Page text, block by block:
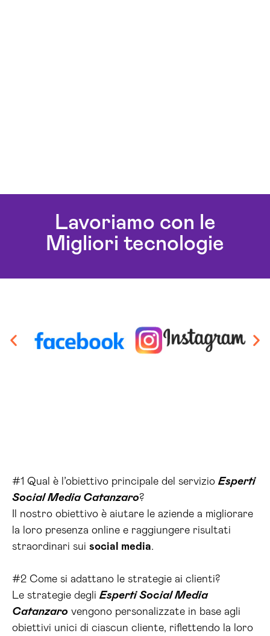
Lavoriamo con le
Migliori tecnologie
#1 Qual è l’obiettivo principale del servizio Esperti
Social Media Catanzaro?
Il nostro obiettivo è aiutare le aziende a migliorare
la loro presenza online e raggiungere risultati
straordinari sui social media.
#2 Come si adattano le strategie ai clienti?
Le strategie degli Esperti Social Media
Catanzaro vengono personalizzate in base agli
obiettivi unici di ciascun cliente, riflettendo la loro